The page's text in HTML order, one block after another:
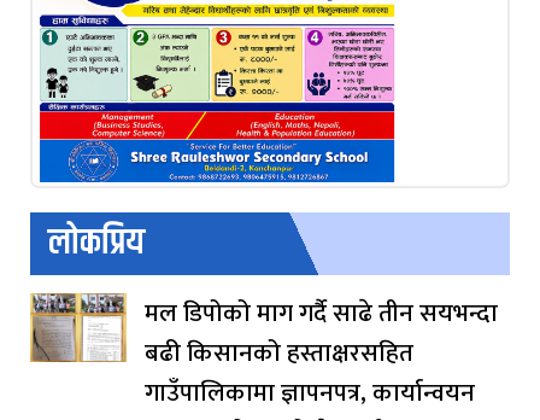
लोकप्रिय
मल डिपोको माग गर्दै साढे तीन सयभन्दा
बढी किसानको हस्ताक्षरसहित
गाउँपालिकामा ज्ञापनपत्र, कार्यान्वयन